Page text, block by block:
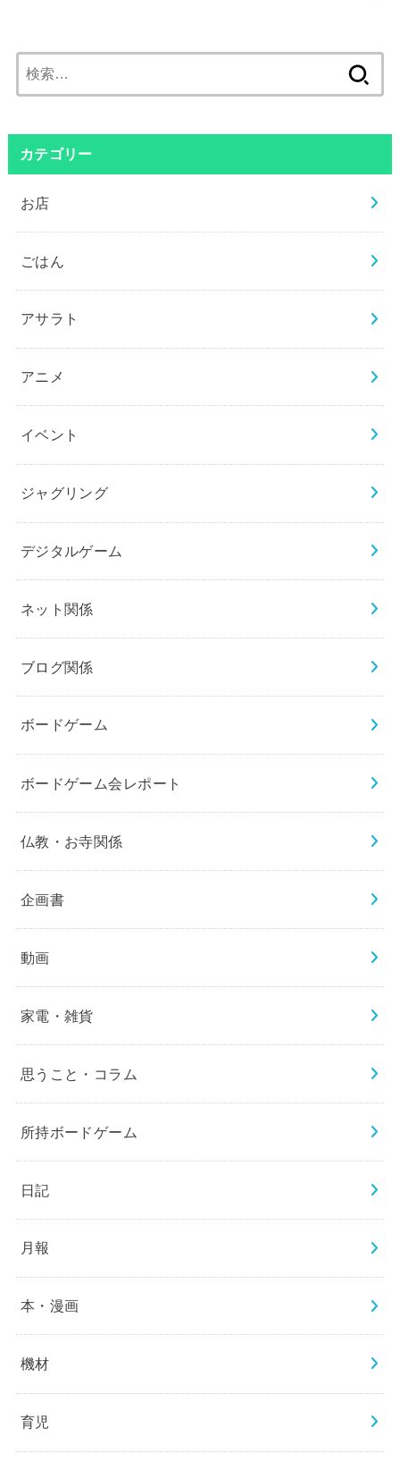
索:
カテゴリー
お店
ごはん
アサラト
アニメ
イベント
ジャグリング
デジタルゲーム
ネット関係
ブログ関係
ボードゲーム
ボードゲーム会レポート
仏教・お寺関係
企画書
動画
家電・雑貨
思うこと・コラム
所持ボードゲーム
日記
月報
本・漫画
機材
育児